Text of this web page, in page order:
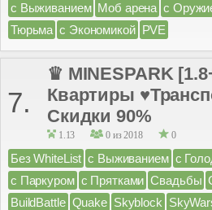
с Выживанием Моб арена с
Тюрьма с Экономикой PVE
7.
♛ MINESPARK
Квартиры
Скидки 90%
1.13 0 из 2018 0
Без WhiteList с Выживанием с
с Паркуром с Прятками Свадьбы
BuildBattle Quake Skyblock